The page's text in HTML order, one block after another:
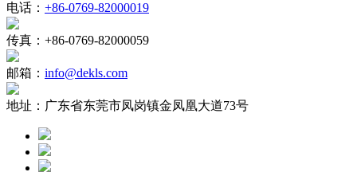
电话： +86-0769-82000019
传真： +86-0769-82000059
邮箱： info@dekls.com
地址： 广东省东莞市凤岗镇金凤凰大道73号